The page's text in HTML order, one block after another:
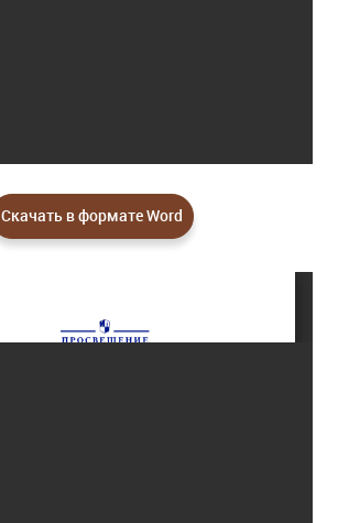
Скачать в формате Word